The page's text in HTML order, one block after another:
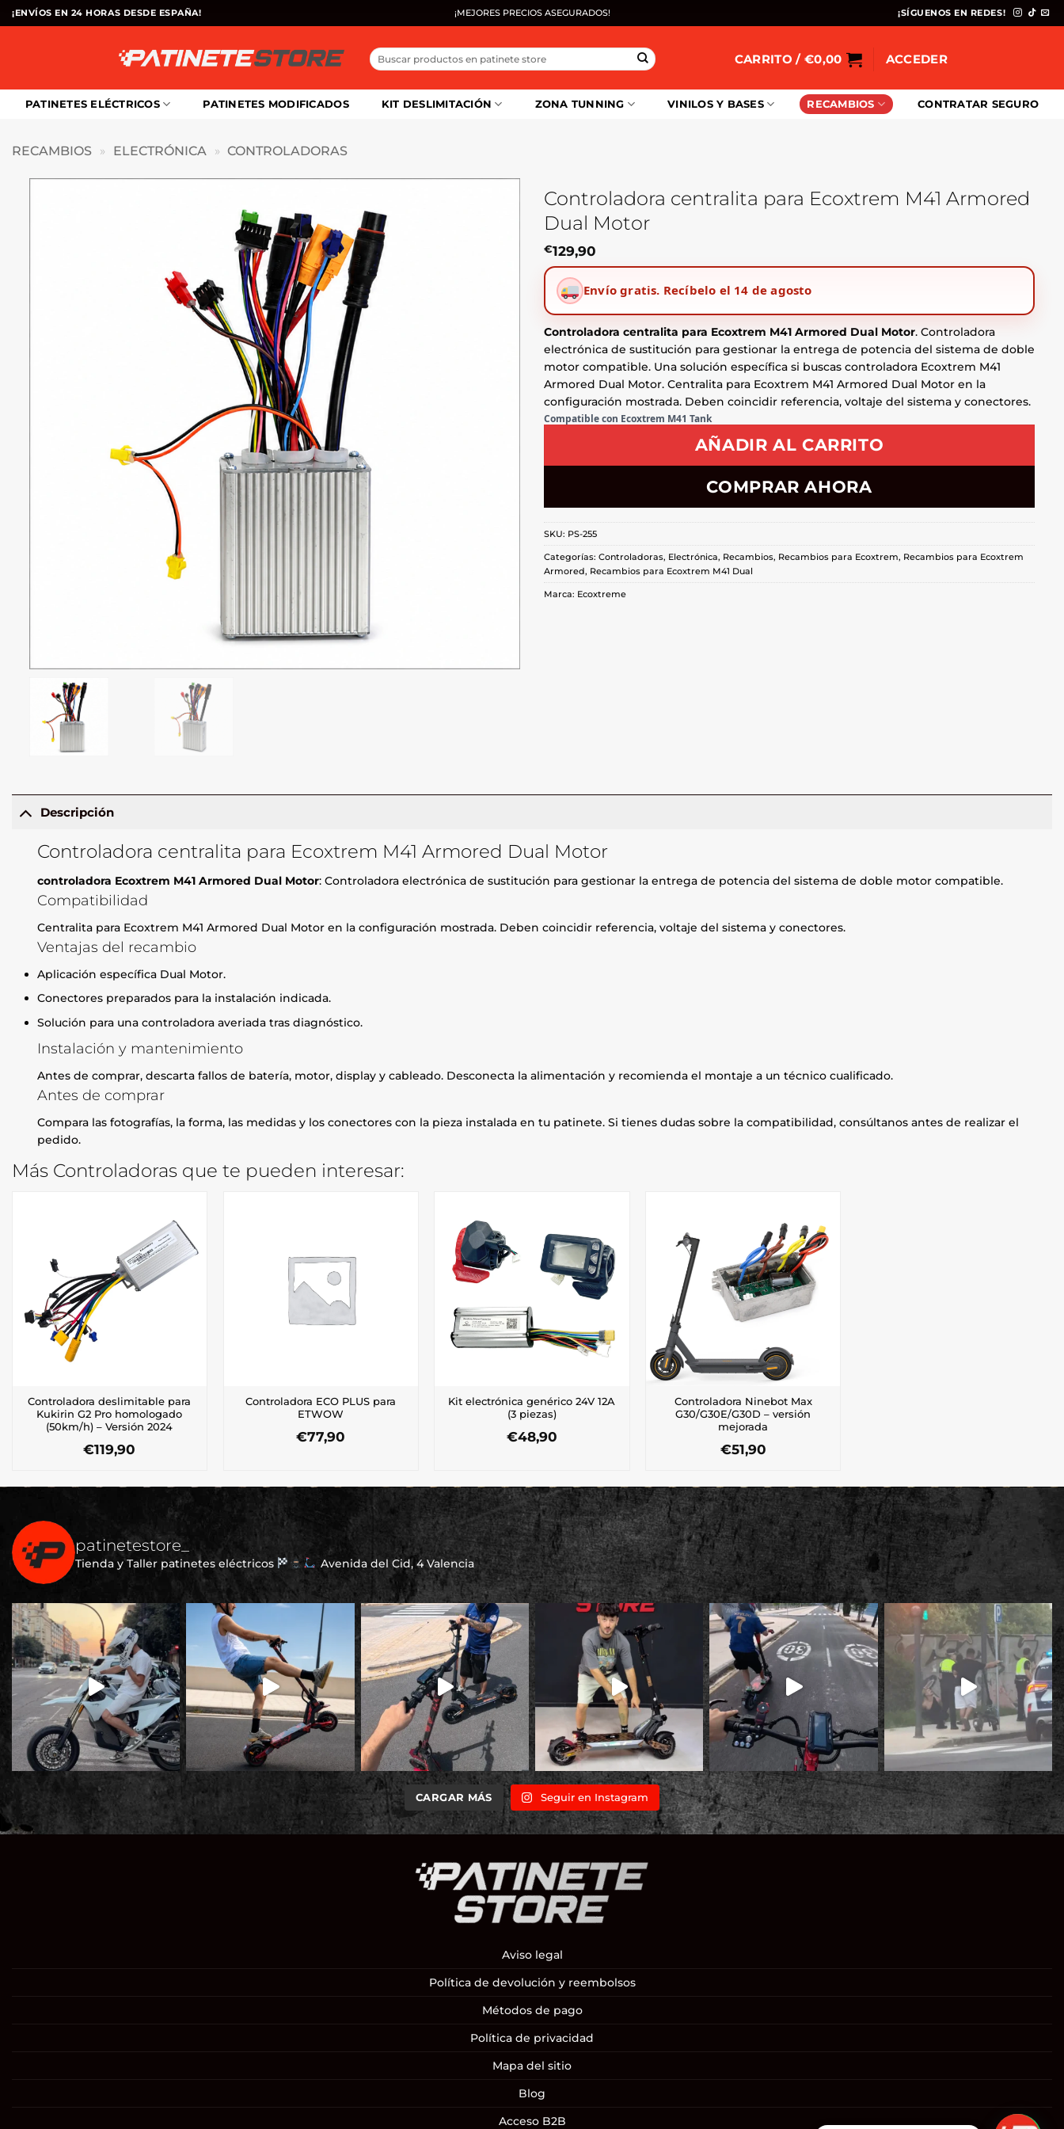
Saltar
al
¡ENVÍOS EN 24 HORAS DESDE ESPAÑA! ¡MEJORES PRECIOS ASEGURADOS! ¡SÍGUENOS EN REDES!
Buscar
por:
CARRITO / €0,00 ACCEDER
PATINETES ELÉCTRICOS PATINETES MODIFICADOS KIT DESLIMITACIÓN ZONA TUNNING VINILOS Y BASES RECAMBIOS CONTRATAR SEGURO
RECAMBIOS » ELECTRÓNICA » CONTROLADORAS
Controladora centralita para Ecoxtrem M41 Armored
Dual Motor
€129,90
Envío gratis. Recíbelo el 14 de agosto
Controladora centralita para Ecoxtrem M41 Armored Dual Motor. Controladora
electrónica de sustitución para gestionar la entrega de potencia del sistema de doble
motor compatible. Una solución específica si buscas controladora Ecoxtrem M41
Armored Dual Motor. Centralita para Ecoxtrem M41 Armored Dual Motor en la
configuración mostrada. Deben coincidir referencia, voltaje del sistema y conectores.
Compatible con Ecoxtrem M41 Tank
AÑADIR AL CARRITO
COMPRAR AHORA
SKU: PS-255
Categorías: Controladoras, Electrónica, Recambios, Recambios para Ecoxtrem, Recambios para Ecoxtrem
Armored, Recambios para Ecoxtrem M41 Dual
Marca: Ecoxtreme
Descripción
Controladora centralita para Ecoxtrem M41 Armored Dual Motor
controladora Ecoxtrem M41 Armored Dual Motor: Controladora electrónica de sustitución para gestionar la entrega de potencia del sistema de doble motor compatible.
Compatibilidad
Centralita para Ecoxtrem M41 Armored Dual Motor en la configuración mostrada. Deben coincidir referencia, voltaje del sistema y conectores.
Ventajas del recambio
Aplicación específica Dual Motor.
Conectores preparados para la instalación indicada.
Solución para una controladora averiada tras diagnóstico.
Instalación y mantenimiento
Antes de comprar, descarta fallos de batería, motor, display y cableado. Desconecta la alimentación y recomienda el montaje a un técnico cualificado.
Antes de comprar
Compara las fotografías, la forma, las medidas y los conectores con la pieza instalada en tu patinete. Si tienes dudas sobre la compatibilidad, consúltanos antes de realizar el
pedido.
Más Controladoras que te pueden interesar:
Controladora deslimitable para
Kukirin G2 Pro homologado
(50km/h) – Versión 2024
€119,90
Controladora ECO PLUS para
ETWOW
€77,90
Kit electrónica genérico 24V 12A
(3 piezas)
€48,90
Controladora Ninebot Max
G30/G30E/G30D – versión
mejorada
€51,90
patinetestore_
Tienda y Taller patinetes eléctricos Avenida del Cid, 4 Valencia
CARGAR MÁS Seguir en Instagram
Aviso legal
Política de devolución y reembolsos
Métodos de pago
Política de privacidad
Mapa del sitio
Blog
Acceso B2B